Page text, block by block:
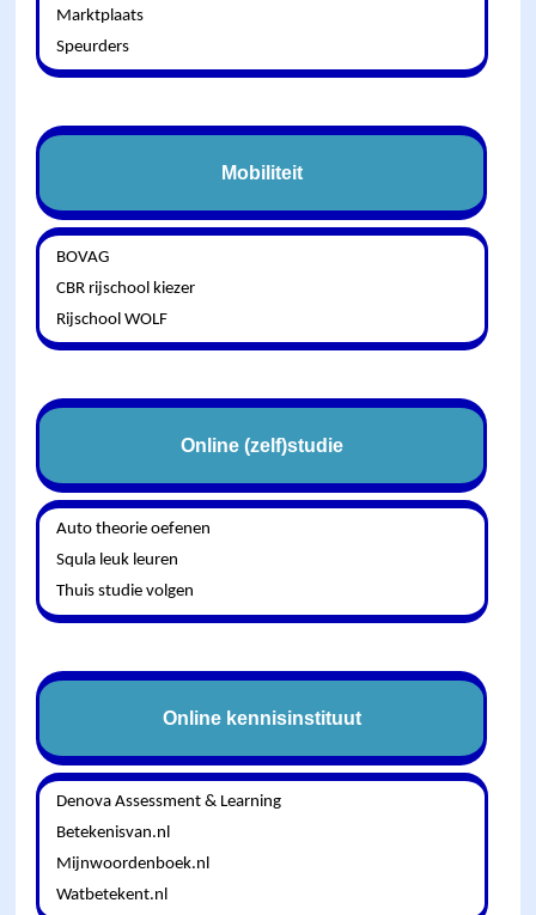
Marktplaats
Speurders
Mobiliteit
BOVAG
CBR rijschool kiezer
Rijschool WOLF
Online (zelf)studie
Auto theorie oefenen
Squla leuk leuren
Thuis studie volgen
Online kennisinstituut
Denova Assessment & Learning
Betekenisvan.nl
Mijnwoordenboek.nl
Watbetekent.nl